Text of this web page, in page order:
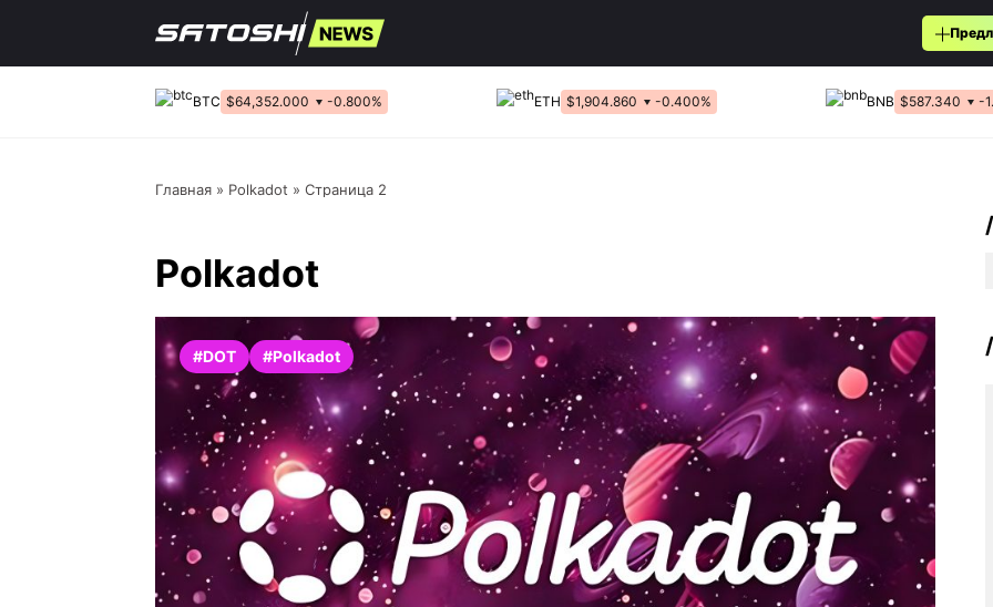
BTC $64,352.000 -0.800% ETH $1,904.860 -0.400% BNB $587.340 -
Главная» Polkadot » Страница 2
Polkadot
#DOT #Polkadot